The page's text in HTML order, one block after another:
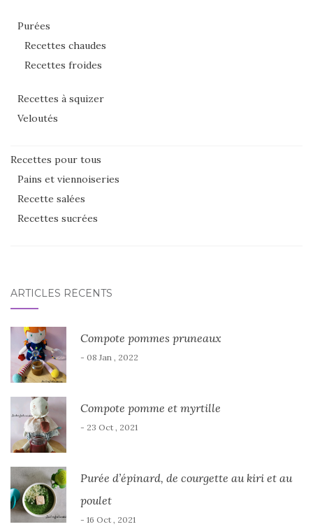
Purées
Recettes chaudes
Recettes froides
Recettes à squizer
Veloutés
Recettes pour tous
Pains et viennoiseries
Recette salées
Recettes sucrées
ARTICLES RÉCENTS
Compote pommes pruneaux
- 08 Jan , 2022
Compote pomme et myrtille
- 23 Oct , 2021
Purée d’épinard, de courgette au kiri et au
poulet
- 16 Oct , 2021